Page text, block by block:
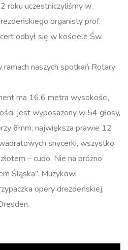
roku uczestniczyliśmy w
organisty prof.
odbył się w kościele Św.
naszych spotkań Rotary
ma 16,6 metra wysokości,
jest wyposażony w 54 głosy,
6mm, największa prawie 12
snycerki, wszystko
– cudo. Nie na próżno
Śląska”. Muzykowi
opery drezdeńskiej,